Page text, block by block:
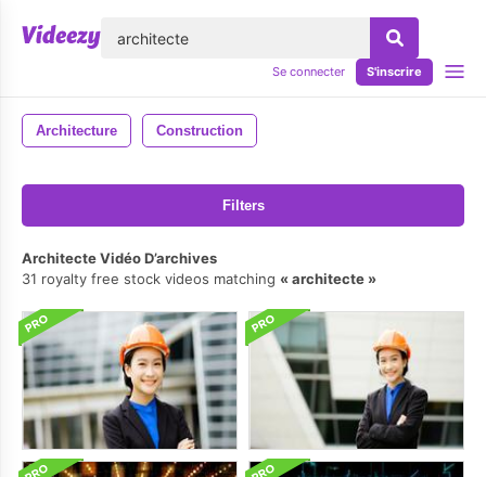
Se connecter S'inscrire
Architecture Construction
Filters
Architecte Vidéo D’archives
31 royalty free stock videos matching
architecte